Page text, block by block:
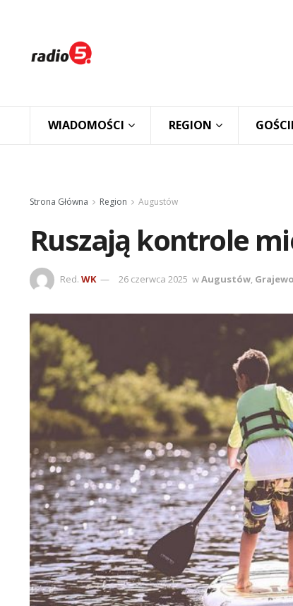
WIADOMOŚCI REGION
Strona Główna Region Augustów
Ruszają kontrole
Red. WK 26 czerwca 2025 wAugustów, Grajewo